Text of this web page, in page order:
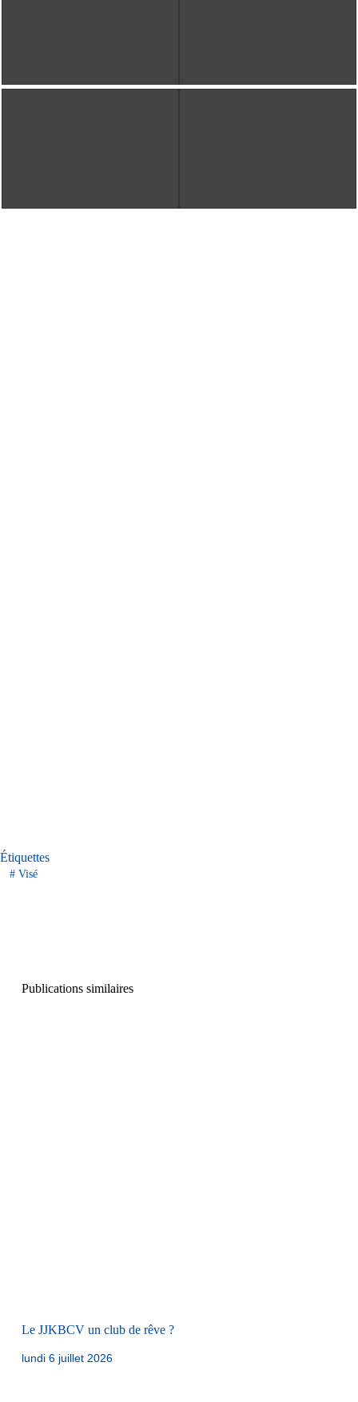
Étiquettes
#Visé
Publications similaires
Le JJKBCV un club de rêve ?
lundi 6 juillet 2026